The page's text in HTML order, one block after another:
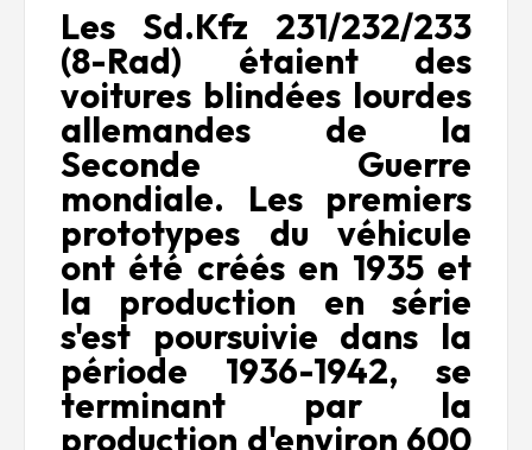
Les Sd.Kfz 231/232/233
(8-Rad) étaient des
voitures blindées lourdes
allemandes de la
Seconde Guerre
mondiale. Les premiers
prototypes du véhicule
ont été créés en 1935 et
la production en série
s'est poursuivie dans la
période 1936-1942, se
terminant par la
production d'environ 600